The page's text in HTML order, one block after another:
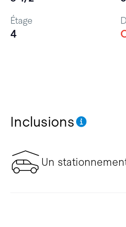
Inclusions
Un
Étage
4